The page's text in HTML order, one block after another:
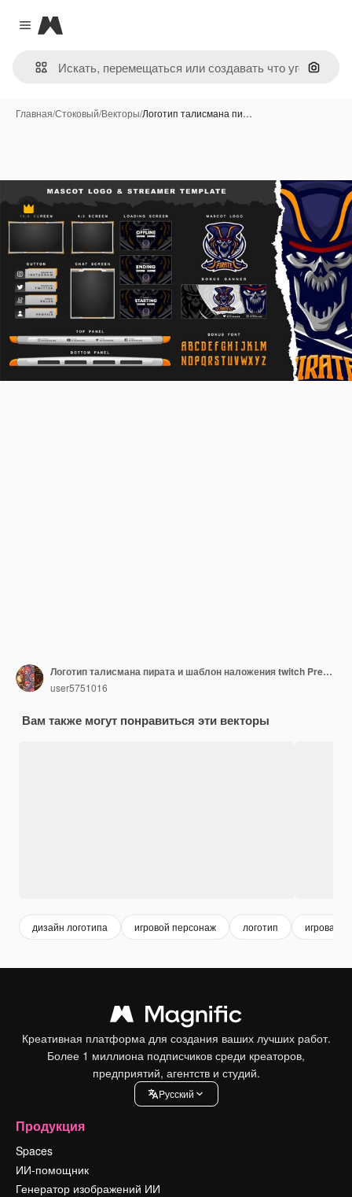
Close menu
Magnific
Поиск
Главная/Стоковый/Векторы/Логотип талисмана пи…
Премиум
Логотип талисмана пирата и шаблон наложения twitch Premium векторы
user5751016
Вам также могут понравиться эти векторы
дизайн логотипа игровой персонаж логотип игровая
Креативная платформа для создания ваших лучших работ.
Более 1 миллиона подписчиков среди креаторов,
предприятий, агентств и студий.
Pусский
Продукция
Spaces
ИИ-помощник
Генератор изображений ИИ